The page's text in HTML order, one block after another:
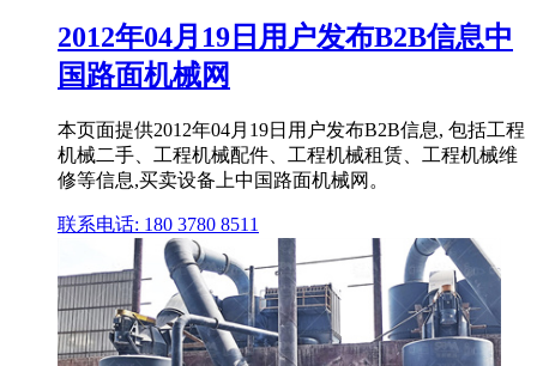
2012年04月19日用户发布B2B信息中
国路面机械网
本页面提供2012年04月19日用户发布B2B信息, 包括工程
机械二手、工程机械配件、工程机械租赁、工程机械维
修等信息,买卖设备上中国路面机械网。
联系电话: 180 3780 8511